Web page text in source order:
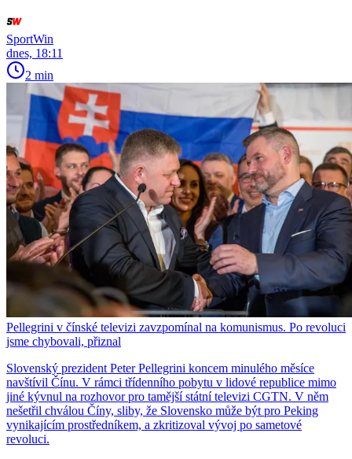
SportWin
dnes, 18:11
2 min
Pellegrini v čínské televizi zavzpomínal na komunismus. Po revoluci
jsme chybovali, přiznal
Slovenský prezident Peter Pellegrini koncem minulého měsíce
navštívil Čínu. V rámci třídenního pobytu v lidové republice mimo
jiné kývnul na rozhovor pro tamější státní televizi CGTN. V něm
nešetřil chválou Číny, sliby, že Slovensko může být pro Peking
vynikajícím prostředníkem, a zkritizoval vývoj po sametové
revoluci.